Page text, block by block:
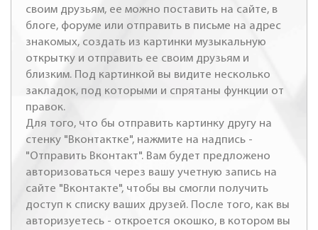
своим друзьям, ее можно поставить на сайте, в
блоге, форуме или отправить в письме на адрес
знакомых, создать из картинки музыкальную
открытку и отправить ее своим друзьям и
близким. Под картинкой вы видите несколько
закладок, под которыми и спрятаны функции от
правок.
Для того, что бы отправить картинку другу на
стенку "Вконтактке", нажмите на надпись -
"Отправить Вконтакт". Вам будет предложено
авторизоваться через вашу учетную запись на
сайте "Вконтакте", чтобы вы смогли получить
доступ к списку ваших друзей. После того, как вы
авторизуетесь - откроется окошко, в котором вы